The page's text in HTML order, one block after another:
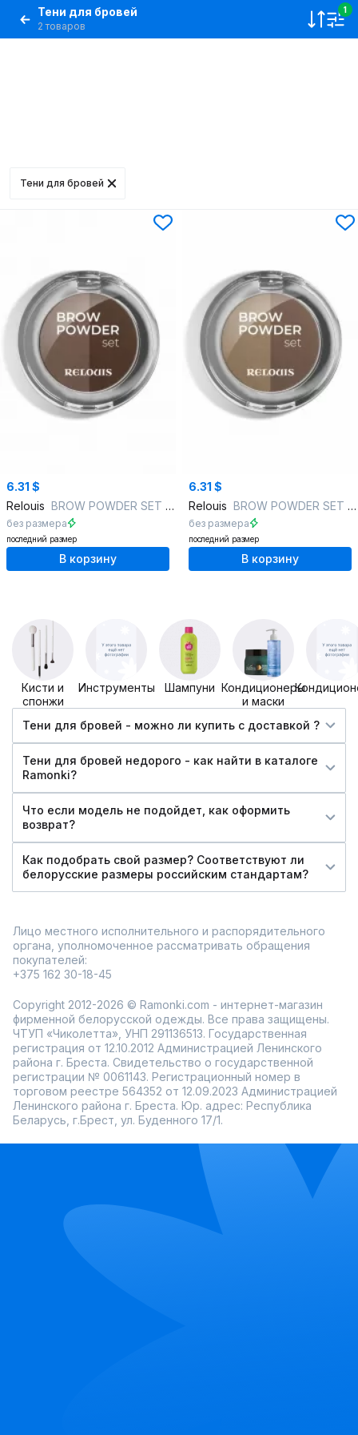
Тени для бровей
2 товаров
1
Тени для бровей
6.31 $
Relouis BROW POWDER SET 02 brown
без размера
последний размер
В корзину
6.31 $
Relouis BROW POWDER SET 01 taupe
без размера
последний размер
В корзину
Кисти и
спонжи
Инструменты Шампуни Кондиционеры
и маски
Тени для бровей - можно ли купить c доставкой ?
Тени для бровей недорого - как найти в каталоге
Ramonki?
Что если модель не подойдет, как оформить
возврат?
Как подобрать свой размер? Соответствуют ли
белорусские размеры российским стандартам?
Лицо местного исполнительного и распорядительного
органа, уполномоченное рассматривать обращения
покупателей:
+375 162 30-18-45
Copyright 2012-2026 © Ramonki.com - интернет-магазин
фирменной белорусской одежды. Все права защищены.
ЧТУП «Чиколетта», УНП 291136513. Государственная
регистрация от 12.10.2012 Администрацией Ленинского
района г. Бреста. Свидетельство о государственной
регистрации № 0061143. Регистрационный номер в
торговом реестре 564352 от 12.09.2023 Администрацией
Ленинского района г. Бреста. Юр. адрес: Республика
Беларусь, г.Брест, ул. Буденного 17/1.